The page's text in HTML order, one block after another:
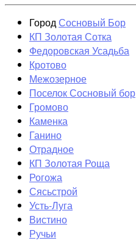
ГородСосновый Бор
КП Золотая Сотка
Федоровская Усадьба
Кротово
Межозерное
Поселок Сосновый бор
Громово
Каменка
Ганино
Отрадное
КП Золотая Роща
Рогожа
Сясьстрой
Усть-Луга
Вистино
Ручьи